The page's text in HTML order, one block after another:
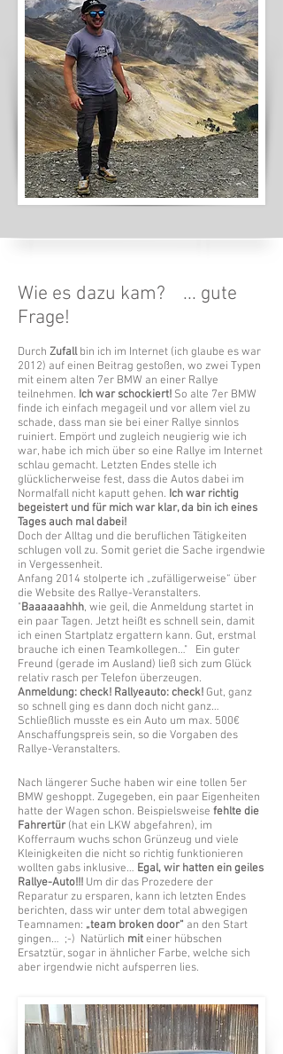
Wie es dazu kam? ... gute
Frage!
Durch Zufallbin ich im Internet (ich glaube es war
2012) auf einen Beitrag gestoßen, wo zwei Typen
mit einem alten 7er BMW an einer Rallye
teilnehmen. Ich war schockiert! So alte 7er BMW
finde ich einfach megageil und vor allem viel zu
schade, dass man sie bei einer Rallye sinnlos
ruiniert. Empört und zugleich neugierig wie ich
war, habe ich mich über so eine Rallye im Internet
schlau gemacht. Letzten Endes stelle ich
glücklicherweise fest, dass die Autos dabei im
Normalfall nicht kaputt gehen. Ich war richtig
begeistert und für mich war klar, da bin ich eines
Tages auch mal dabei!
Doch der Alltag und die beruflichen Tätigkeiten
schlugen voll zu. Somit geriet die Sache irgendwie
in Vergessenheit.
Anfang 2014 stolperte ich „zufälligerweise“ über
die Website des Rallye-Veranstalters.
"Baaaaaahhh, wie geil, die Anmeldung startet in
ein paar Tagen. Jetzt heißt es schnell sein, damit
ich einen Startplatz ergattern kann. Gut, erstmal
brauche ich einen Teamkollegen…" Ein guter
Freund (gerade im Ausland) ließ sich zum Glück
relativ rasch per Telefon überzeugen.
Anmeldung: check! Rallyeauto: check!Gut, ganz
so schnell ging es dann doch nicht ganz…
Schließlich musste es ein Auto um max. 500€
Anschaffungspreis sein, so die Vorgaben des
Rallye-Veranstalters.
Nach längerer Suche haben wir eine tollen 5er
BMW geshoppt. Zugegeben, ein paar Eigenheiten
hatte der Wagen schon. Beispielsweise fehlte die
Fahrertür(hat ein LKW abgefahren), im
Kofferraum wuchs schon Grünzeug und viele
Kleinigkeiten die nicht so richtig funktionieren
wollten gabs inklusive… Egal, wir hatten ein geiles
Rallye-Auto!!! Um dir das Prozedere der
Reparatur zu ersparen, kann ich letzten Endes
berichten, dass wir unter dem total abwegigen
Teamnamen: „team broken door“ an den Start
gingen… ;-) Natürlich miteiner hübschen
Ersatztür, sogar in ähnlicher Farbe, welche sich
aber irgendwie nicht aufsperren lies.